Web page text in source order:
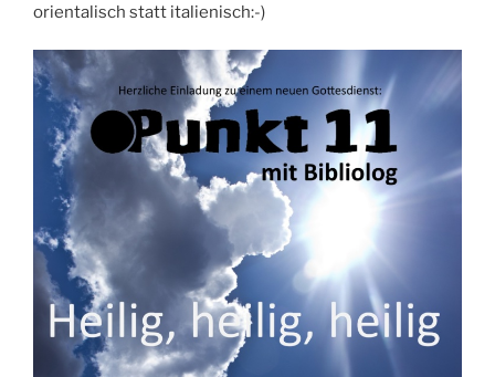
orientalisch statt italienisch:-)